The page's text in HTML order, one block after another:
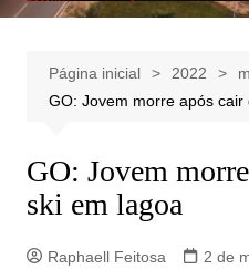
Página inicial 2022
GO: Jovem morre após cair
GO: Jovem
ski em lagoa
Raphaell Feitosa
2 de